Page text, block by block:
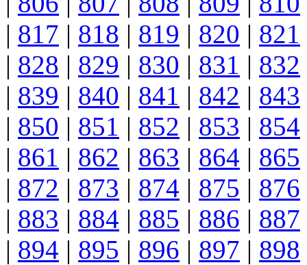
| 817 | 818 | 819 | 820 | 821
| 828 | 829 | 830 | 831 | 832
| 839 | 840 | 841 | 842 | 843
| 850 | 851 | 852 | 853 | 854
| 861 | 862 | 863 | 864 | 865
| 872 | 873 | 874 | 875 | 876
| 883 | 884 | 885 | 886 | 887
| 894 | 895 | 896 | 897 | 898